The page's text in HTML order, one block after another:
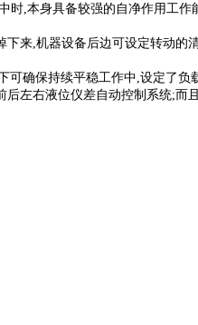
,本身具备较强的自净作用工
,机器设备后边可设定转动的
确保持续平稳工作中,设定了负
左右液位仪差自动控制系统;而